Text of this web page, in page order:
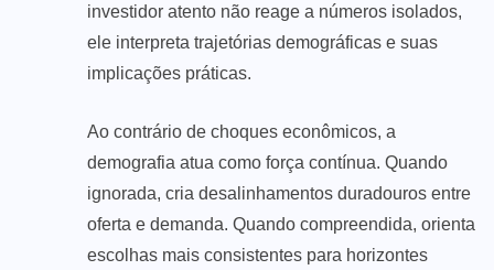
investidor atento não reage a números isolados,
ele interpreta trajetórias demográficas e suas
implicações práticas.
Ao contrário de choques econômicos, a
demografia atua como força contínua. Quando
ignorada, cria desalinhamentos duradouros entre
oferta e demanda. Quando compreendida, orienta
escolhas mais consistentes para horizontes